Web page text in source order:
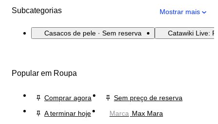
Subcategorias Mostrar mais
Casacos de pele · Sem reserva Catawiki Live:
Popular em Roupa
Comprar agora
Sem preço de reserva
A terminar hoje
Marca Max Mara